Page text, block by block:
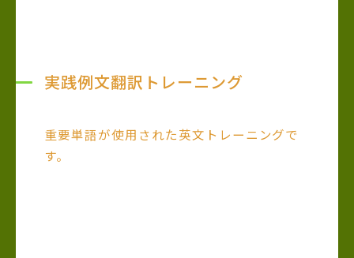
実践例文翻訳トレーニング
重要単語が使用された英文トレーニングで
す。